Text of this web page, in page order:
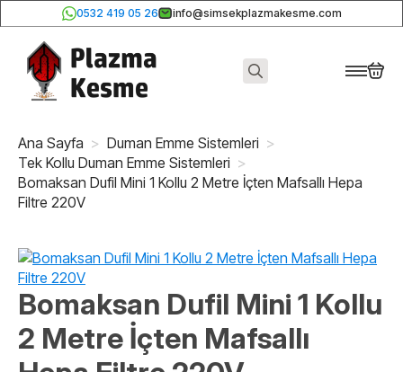
0532 419 05 26 info@simsekplazmakesme.com
Ana Sayfa
Duman Emme Sistemleri
Tek Kollu Duman Emme Sistemleri
Bomaksan Dufil Mini 1 Kollu 2 Metre İçten Mafsallı Hepa
Filtre 220V
Bomaksan Dufil Mini 1 Kollu
2 Metre İçten Mafsallı